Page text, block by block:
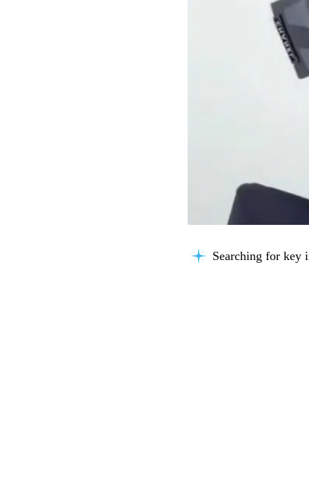
Searching for key